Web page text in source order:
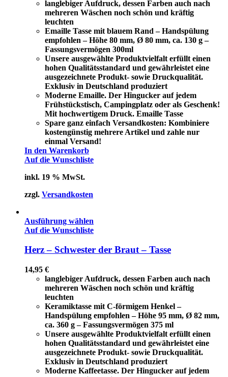
langlebiger Aufdruck, dessen Farben auch nach
mehreren Wäschen noch schön und kräftig
leuchten
Emaille Tasse mit blauem Rand – Handspülung
empfohlen – Höhe 80 mm, Ø 80 mm, ca. 130 g –
Fassungsvermögen 300ml
Unsere ausgewählte Produktvielfalt erfüllt einen
hohen Qualitätsstandard und gewährleistet eine
ausgezeichnete Produkt- sowie Druckqualität.
Exklusiv in Deutschland produziert
Moderne Emaille. Der Hingucker auf jedem
Frühstückstisch, Campingplatz oder als Geschenk!
Mit hochwertigem Druck. Emaille Tasse
Spare ganz einfach Versandkosten: Kombiniere
kostengünstig mehrere Artikel und zahle nur
einmal Versand!
In den Warenkorb
Auf die Wunschliste
inkl. 19 % MwSt.
zzgl. Versandkosten
Ausführung wählen
Auf die Wunschliste
Herz – Schwester der Braut – Tasse
14,95 €
langlebiger Aufdruck, dessen Farben auch nach
mehreren Wäschen noch schön und kräftig
leuchten
Keramiktasse mit C-förmigem Henkel –
Handspülung empfohlen – Höhe 95 mm, Ø 82 mm,
ca. 360 g – Fassungsvermögen 375 ml
Unsere ausgewählte Produktvielfalt erfüllt einen
hohen Qualitätsstandard und gewährleistet eine
ausgezeichnete Produkt- sowie Druckqualität.
Exklusiv in Deutschland produziert
Moderne Kaffeetasse. Der Hingucker auf jedem